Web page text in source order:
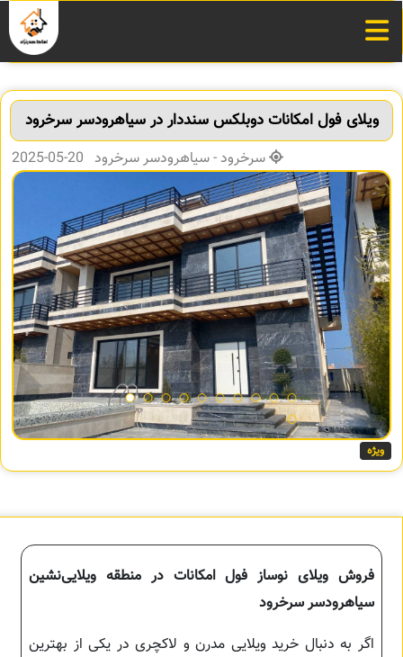
ویلای فول امکانات دوبلکس سنددار در سیاهرودسر سرخرود
سرخرود - سیاهرودسر سرخرود 20-05-2025
ویژه
فروش ویلای نوساز فول امکانات در منطقه ویلایی‌نشین
سیاهرودسر سرخرود
اگر به دنبال خرید ویلایی مدرن و لاکچری در یکی از بهترین